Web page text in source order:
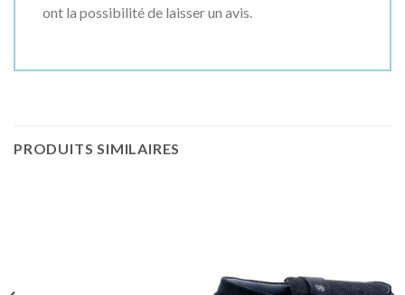
ont la possibilité de laisser un avis.
PRODUITS SIMILAIRES